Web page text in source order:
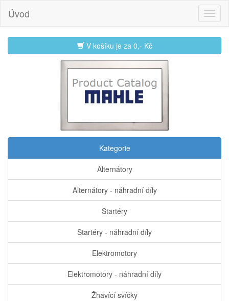
Úvod
V košíku je za 0,- Kč
Kategorie
Alternátory
Alternátory - náhradní díly
Startéry
Startéry - náhradní díly
Elektromotory
Elektromotory - náhradní díly
Žhavící svíčky